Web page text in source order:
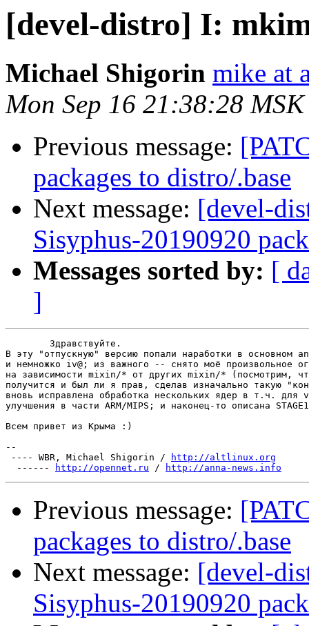
[devel-distro] I:
Michael Shigorin mike at
Mon Sep 16 21:38:28
Previous message:
packages to distro/.base
Next message: [devel-
Sisyphus-20190920
Messages sorted by: [
]
В эту "отпускную" версию попали наработки в основном
и немножко iv@; из важного -- снято моё произвольное
на зависимости mixin/* от других mixin/* (посмотрим,
получится и был ли я прав, сделав изначально такую
вновь исправлена обработка нескольких ядер в т.ч. для
улучшения в части ARM/MIPS; и наконец-то описана
Всем привет из Крыма :)
--
---- WBR, Michael Shigorin /
http://altlinux.org
------
http://opennet.ru / http://anna-news.info
Previous message:
packages to distro/.base
Next message: [devel-
Sisyphus-20190920